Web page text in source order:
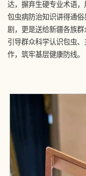
达，摒弃生硬专业术语
包虫病防治知识讲得通
剧，更是送给新疆各族群
引导群众科学认识包虫
作，筑牢基层健康防线。